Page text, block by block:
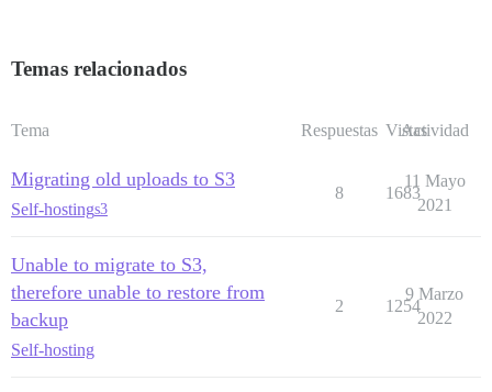
Temas relacionados
Tema Respuestas Vistas
Actividad
Migrating old uploads to S3
Self-hostings3
8 1683
11 Mayo
2021
Unable to migrate to S3,
therefore unable to restore from
backup
Self-hosting
2 1254
9 Marzo
2022